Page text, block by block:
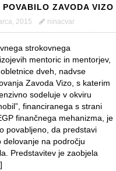
ZAVODA VIZO
2015 ninacvar
strokovnega
mentoric in mentorjev,
dveh, nadvse
Zavoda Vizo, s katerim
sodeluje v okviru
financiranega s strani
finančnega mehanizma, je
povabljeno, da predstavi
delovanje na področju
Predstavitev je zaobjela